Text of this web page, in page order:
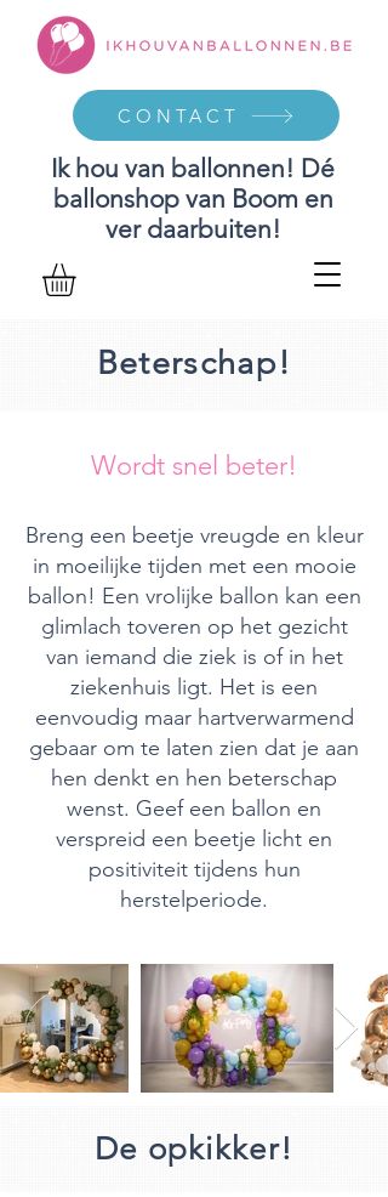
Ik hou van ballonnen! Dé
ballonshop van Boom en
ver daarbuiten!
CONTACT
Beterschap!
Wordt snel beter!
Breng een beetje vreugde en kleur
in moeilijke tijden met een mooie
ballon! Een vrolijke ballon kan een
glimlach toveren op het gezicht
van iemand die ziek is of in het
ziekenhuis ligt. Het is een
eenvoudig maar hartverwarmend
gebaar om te laten zien dat je aan
hen denkt en hen beterschap
wenst. Geef een ballon en
verspreid een beetje licht en
positiviteit tijdens hun
herstelperiode.
De opkikker!